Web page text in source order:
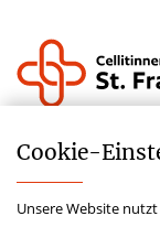
Impressum
Cookie-­
Unsere Website